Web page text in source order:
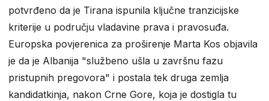
potvrđeno da je Tirana ispunila ključne tranzicijske
kriterije u području vladavine prava i pravosuđa.
Europska povjerenica za proširenje Marta Kos objavila
je da je Albanija "službeno ušla u završnu fazu
pristupnih pregovora" i postala tek druga zemlja
kandidatkinja, nakon Crne Gore, koja je dostigla tu